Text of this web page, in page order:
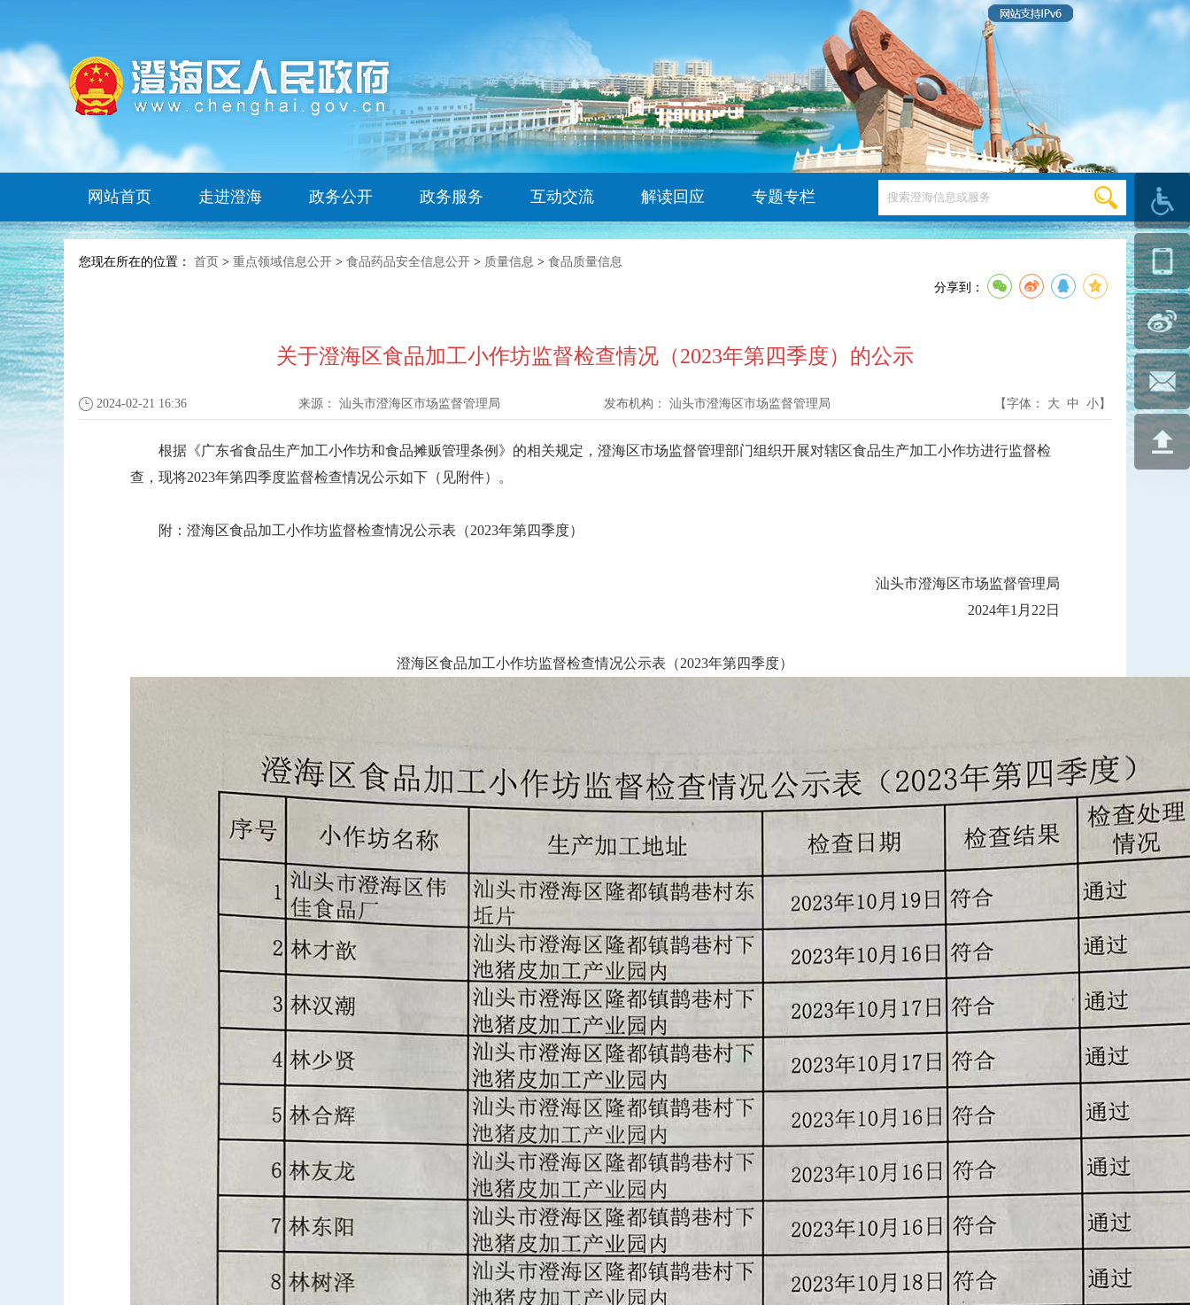
网站首页 走进澄海 政务公开 政务服务 互动交流 解读回应 专题专栏
您现在所在的位置： 首页 > 重点领域信息公开 > 食品药品安全信息公开 > 质量信息 > 食品质量信息
分享到：
关于澄海区食品加工小作坊监督检查情况（2023年第四季度）的公示
2024-02-21 16:36 来源： 汕头市澄海区市场监督管理局 发布机构： 汕头市澄海区市场监督管理局 【字体： 大 中 小】
根据《广东省食品生产加工小作坊和食品摊贩管理条例》的相关规定，澄海区市场监督管理部门组织开展对辖区食品生产加工小作坊进行监督检
查，现将2023年第四季度监督检查情况公示如下（见附件）。
附：澄海区食品加工小作坊监督检查情况公示表（2023年第四季度）
汕头市澄海区市场监督管理局
2024年1月22日
澄海区食品加工小作坊监督检查情况公示表（2023年第四季度）